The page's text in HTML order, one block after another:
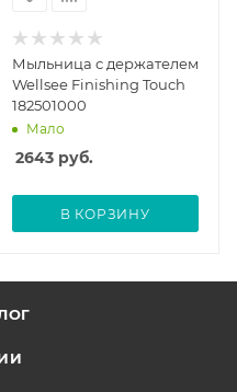
Мыльница с держателем
Wellsee Finishing Touch
182501000
Мало
2643руб.
В КОРЗИНУ